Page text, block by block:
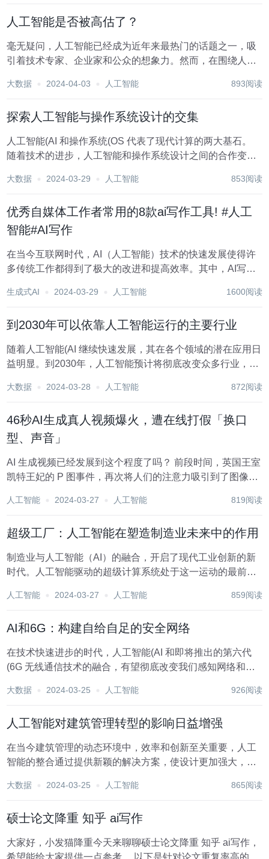
人工智能是否被高估了？
毫无疑问，人工智能已经成为近年来最热门的话题之一，吸
引着技术专家、企业家和公众的想象力。然而，在围绕人工
越多。一些批评人士认为，人工智能只是一种先进的曲线拟
大数据 2024-04-03 人工智能 893阅读
探索人工智能与操作系统设计的交集
人工智能(AI 和操作系统(OS 代表了现代计算的两大基石。
随着技术的进步，人工智能和操作系统设计之间的合作变得
共生关系，研究人工智能如何影响操作系统设计，反之亦
大数据 2024-03-29 人工智能 853阅读
优秀自媒体工作者常用的8款ai写作工具! #人工
智能#AI写作
在当今互联网时代，AI（人工智能）技术的快速发展使得许
多传统工作都得到了极大的改进和提高效率。其中，AI写作
绍备受赞誉的AI写作软件，并为您详细分析它们的特点和优
生成式AI 2024-03-29 人工智能 1600阅读
到2030年可以依靠人工智能运行的主要行业
随着人工智能(AI 继续快速发展，其在各个领域的潜在应用日
益明显。到2030年，人工智能预计将彻底改变众多行业，改
些准备在未来十年利用人工智能力量的顶级行业。 医疗保
大数据 2024-03-28 人工智能 872阅读
46秒AI生成真人视频爆火，遭在线打假「换口
型、声音」
AI 生成视频已经发展到这个程度了吗？ 前段时间，英国王室
凯特王妃的 P 图事件，再次将人们的注意力吸引到了图像或
中生有的内容也随之不断出现。 今天，一段宣称完全由 AI
人工智能 2024-03-27 人工智能 819阅读
超级工厂：人工智能在塑造制造业未来中的作用
制造业与人工智能（AI）的融合，开启了现代工业创新的新
时代。人工智能驱动的超级计算系统处于这一运动的最前
新的自动化和个性化水平。2022年，全球人工智能在制造业
人工智能 2024-03-27 人工智能 859阅读
AI和6G：构建自给自足的安全网络
在技术快速进步的时代，人工智能(AI 和即将推出的第六代
(6G 无线通信技术的融合，有望彻底改变我们感知网络和与
迟连接的需求不断增加，自我维持和安全网络的发展已成为
大数据 2024-03-25 人工智能 926阅读
人工智能对建筑管理转型的影响日益增强
在当今建筑管理的动态环境中，效率和创新至关重要，人工
智能的整合通过提供新颖的解决方案，使设计更加强大，简
统的建筑实践。显然，随着人工智能和BIM的出现，建筑行
大数据 2024-03-25 人工智能 865阅读
硕士论文降重 知乎 ai写作
大家好，小发猫降重今天来聊聊硕士论文降重 知乎 ai写作，
希望能给大家提供一点参考。 以下是针对论文重复率高的情